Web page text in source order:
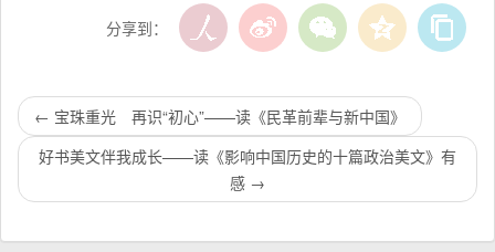
分享到：
← 宝珠重光 再识“初心”——读《民革前辈与新中国》
好书美文伴我成长——读《影响中国历史的十篇政治美文》有
感 →